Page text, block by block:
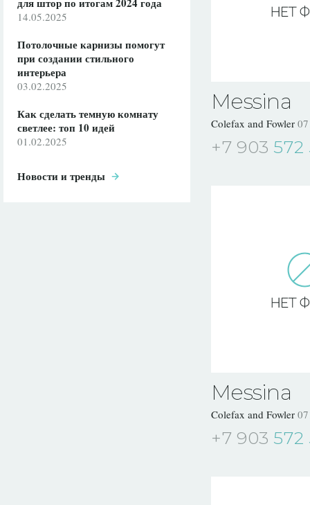
14.05.2025
Потолочные карнизы помогут
при создании стильного
интерьера
03.02.2025
Как сделать темную комнату
светлее: топ 10 идей
01.02.2025
Новости и тренды
Messina
Colefax and Fowler
+7 903 572
Messina
Colefax and Fowler
+7 903 572